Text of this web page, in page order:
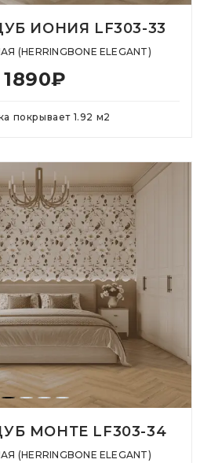
ИОНИЯ LF303-33
(HERRINGBONE ELEGANT)
1890₽
покрывает 1.92 м2
МОНТЕ LF303-34
(HERRINGBONE ELEGANT)